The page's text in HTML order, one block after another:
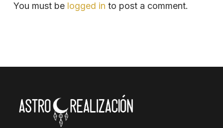
You must be logged in to post a comment.